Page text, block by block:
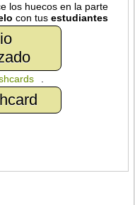
los huecos en la parte
con tusestudiantes